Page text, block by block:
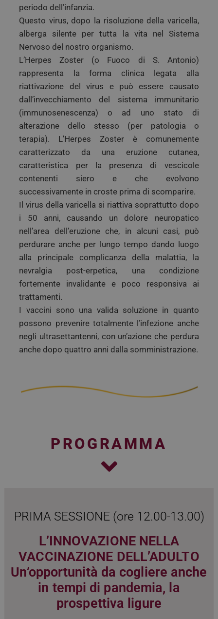
periodo dell’infanzia.
Questo virus, dopo la risoluzione della varicella,
alberga silente per tutta la vita nel Sistema
Nervoso del nostro organismo.
L’Herpes Zoster (o Fuoco di S. Antonio)
rappresenta la forma clinica legata alla
riattivazione del virus e può essere causato
dall’invecchiamento del sistema immunitario
(immunosenescenza) o ad uno stato di
alterazione dello stesso (per patologia o
terapia). L’Herpes Zoster è comunemente
caratterizzato da una eruzione cutanea,
caratteristica per la presenza di vescicole
contenenti siero e che evolvono
successivamente in croste prima di scomparire.
Il virus della varicella si riattiva soprattutto dopo
i 50 anni, causando un dolore neuropatico
nell’area dell’eruzione che, in alcuni casi, può
perdurare anche per lungo tempo dando luogo
alla principale complicanza della malattia, la
nevralgia post-erpetica, una condizione
fortemente invalidante e poco responsiva ai
trattamenti.
I vaccini sono una valida soluzione in quanto
possono prevenire totalmente l’infezione anche
negli ultrasettantenni, con un’azione che perdura
anche dopo quattro anni dalla somministrazione.
PROGRAMMA
PRIMA SESSIONE (ore 12.00-13.00)
L’INNOVAZIONE NELLA
VACCINAZIONE DELL’ADULTO
Un’opportunità da cogliere anche
in tempi di pandemia, la
prospettiva ligure